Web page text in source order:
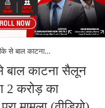
से बाल काटना...
काटना सैलून
2 करोड़ का